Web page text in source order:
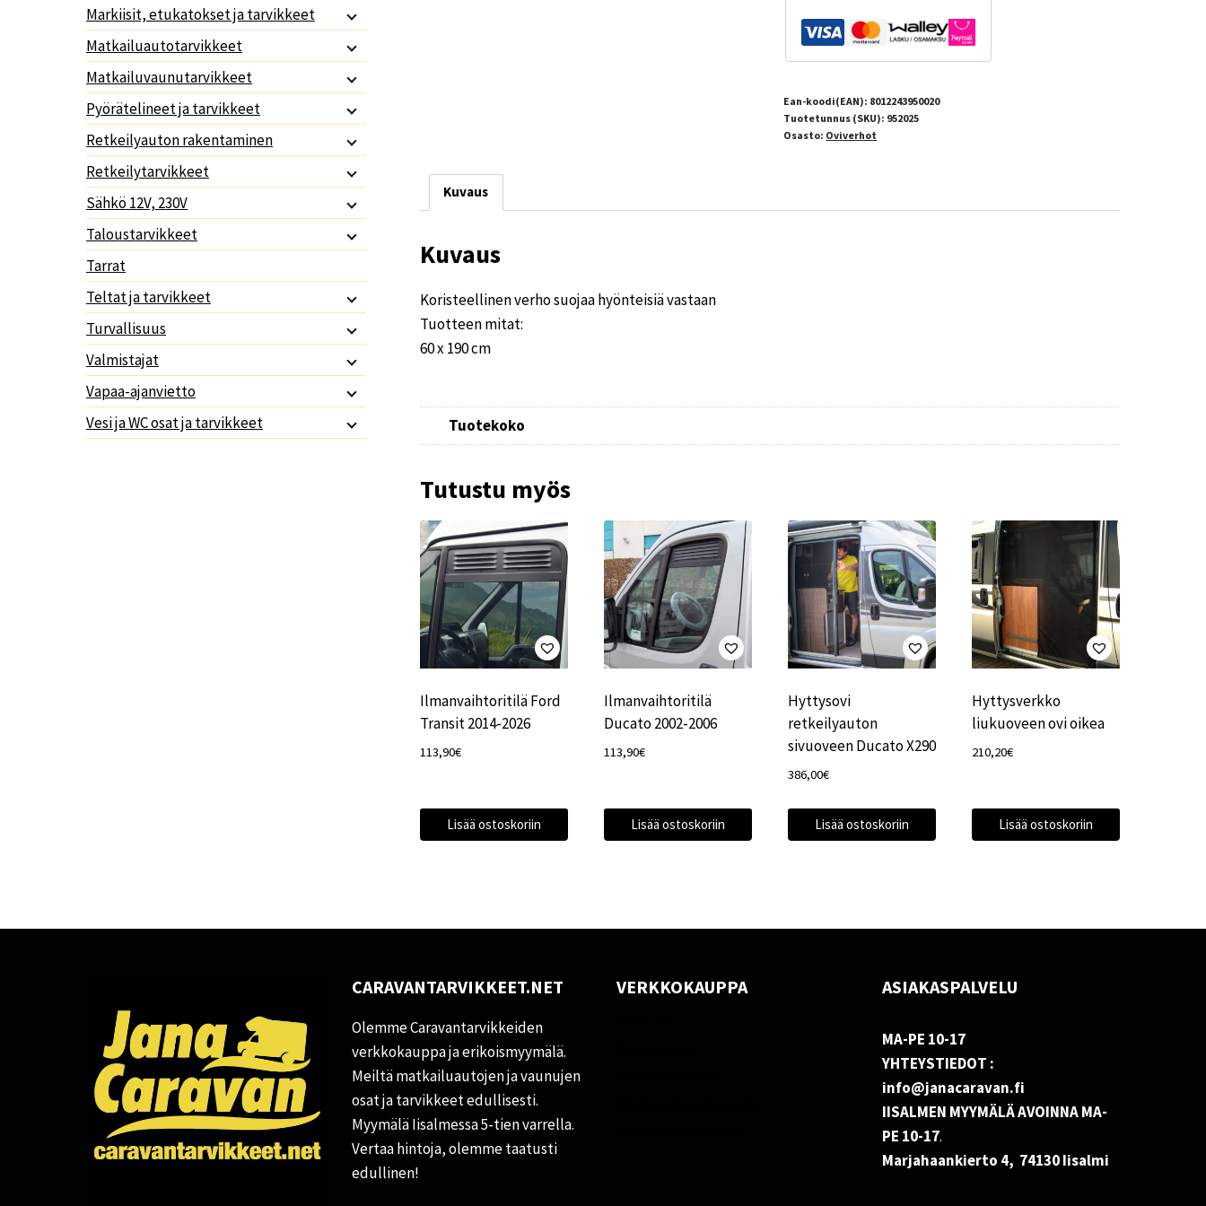
Ean-koodi(EAN): 8012243950020
Tuotetunnus (SKU): 952025
Osasto: Oviverhot
Kuvaus
Kuvaus
Koristeellinen verho suojaa hyönteisiä vastaan
Tuotteen mitat:
60 x 190 cm
Tuotekoko
Tutustu myös
Ilmanvaihtoritilä Ford
Transit 2014-2026
113,90€
Lisää ostoskoriin
Ilmanvaihtoritilä
Ducato 2002-2006
113,90€
Lisää ostoskoriin
Hyttysovi
retkeilyauton
sivuoveen Ducato X290
386,00€
Lisää ostoskoriin
Hyttysverkko
liukuoveen ovi oikea
210,20€
Lisää ostoskoriin
Markiisit, etukatokset ja tarvikkeet
Matkailuautotarvikkeet
Matkailuvaunutarvikkeet
Pyörätelineet ja tarvikkeet
Retkeilyauton rakentaminen
Retkeilytarvikkeet
Sähkö 12V, 230V
Taloustarvikkeet
Tarrat
Teltat ja tarvikkeet
Turvallisuus
Valmistajat
Vapaa-ajanvietto
Vesi ja WC osat ja tarvikkeet
CARAVANTARVIKKEET.NET
Olemme Caravantarvikkeiden
verkkokauppa ja erikoismyymälä.
Meiltä matkailuautojen ja vaunujen
osat ja tarvikkeet edullisesti.
Myymälä Iisalmessa 5-tien varrella.
Vertaa hintoja, olemme taatusti
edullinen!
VERKKOKAUPPA ASIAKASPALVELU
MA-PE 10-17
YHTEYSTIEDOT :
info@janacaravan.fi
IISALMEN MYYMÄLÄ AVOINNA MA-
PE 10-17.
Marjahaankierto 4, 74130 Iisalmi